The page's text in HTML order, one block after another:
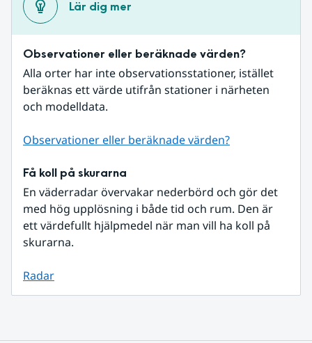
Lär dig mer
Observationer eller beräknade värden?
Alla orter har inte observationsstationer, istället
beräknas ett värde utifrån stationer i närheten
och modelldata.
Observationer eller beräknade värden?
Få koll på skurarna
En väderradar övervakar nederbörd och gör det
med hög upplösning i både tid och rum. Den är
ett värdefullt hjälpmedel när man vill ha koll på
skurarna.
Radar